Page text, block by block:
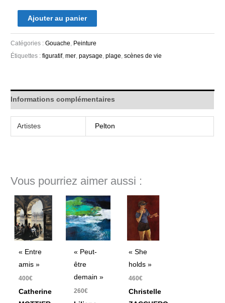
Ajouter au panier
Catégories :Gouache Peinture
Étiquettes :figuratif,mer ,paysage ,plage ,scènes de vie
Informations complémentaires
Artistes Pelton
Vous pourriez aimer aussi :
« Entre
amis »
400€
Catherine
« Peut-
être
demain »
260€
« She
holds »
460€
Christelle